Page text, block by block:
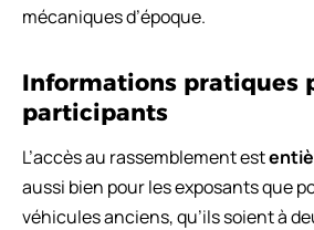
mécaniques d’époque.
Informations pratiques
participants
L’accès au rassemblement est
aussi bien pour les exposants que
véhicules anciens, qu’ils soient à